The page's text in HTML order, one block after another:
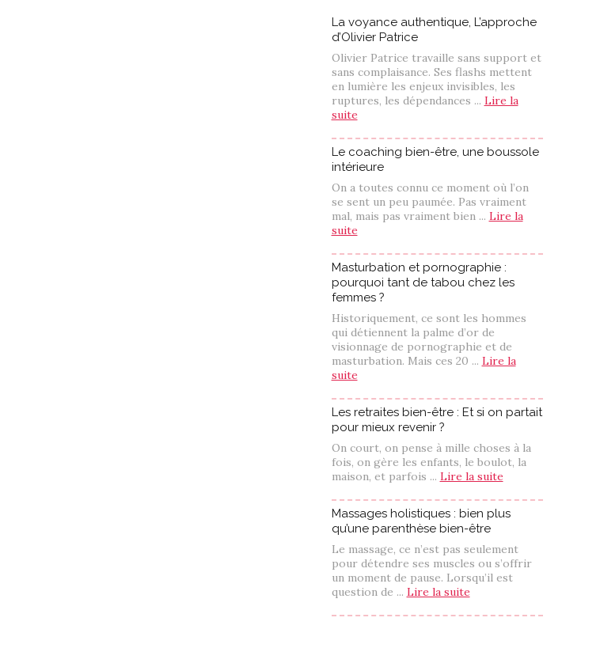
La voyance authentique, L’approche
d’Olivier Patrice
Olivier Patrice travaille sans support et
sans complaisance. Ses flashs mettent
en lumière les enjeux invisibles, les
ruptures, les dépendances ... Lire la
suite
Le coaching bien-être, une boussole
intérieure
On a toutes connu ce moment où l’on
se sent un peu paumée. Pas vraiment
mal, mais pas vraiment bien ... Lire la
suite
Masturbation et pornographie :
pourquoi tant de tabou chez les
femmes ?
Historiquement, ce sont les hommes
qui détiennent la palme d’or de
visionnage de pornographie et de
masturbation. Mais ces 20 ... Lire la
suite
Les retraites bien-être : Et si on partait
pour mieux revenir ?
On court, on pense à mille choses à la
fois, on gère les enfants, le boulot, la
maison, et parfois ... Lire la suite
Massages holistiques : bien plus
qu’une parenthèse bien-être
Le massage, ce n’est pas seulement
pour détendre ses muscles ou s’offrir
un moment de pause. Lorsqu’il est
question de ... Lire la suite